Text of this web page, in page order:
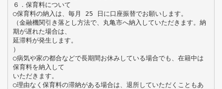
６．保育料について
○保育料の納入は、毎月 25 日に口座振替でお願いします。
（金融機関引き落とし方法で、丸亀市へ納入していただきます。納
期が遅れた場合は、
延滞料が発生します。
）
○病気や家の都合などで長期間お休みしている場合でも、在籍中は
保育料を納入して
いただきます。
○理由なく保育料の滞納がある場合は、退所していただくこともあ